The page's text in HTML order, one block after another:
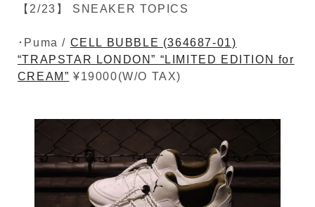
【2/23】 SNEAKER TOPICS
･Puma / CELL BUBBLE (364687-01)
“TRAPSTAR LONDON” “LIMITED EDITION for
CREAM” ¥19000(W/O TAX)